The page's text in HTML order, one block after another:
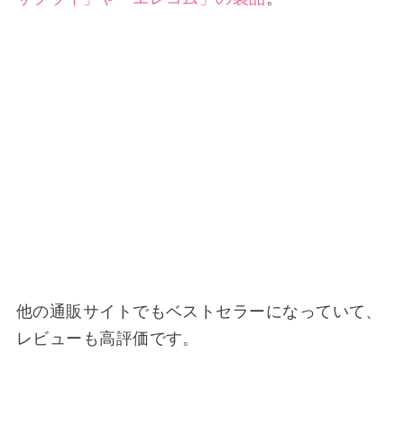
他の通販サイトでもベストセラーになっていて、
レビューも高評価です。